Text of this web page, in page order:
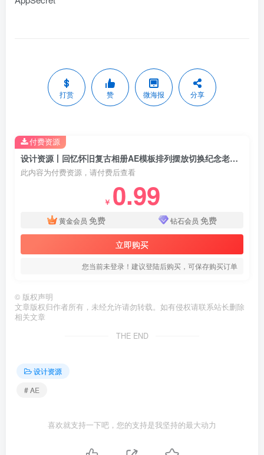
打赏 赞 微海报 分享
设计资源丨回忆怀旧复古相册AE模板排列摆放切换纪念老照片幻灯片头视频素材48套
此内容为付费资源，请付费后查看
￥ 0.99
黄金会员 免费 钻石会员 免费
立即购买
您当前未登录！建议登陆后购买，可保存购买订单
付费资源
© 版权声明
文章版权归作者所有，未经允许请勿转载。如有侵权请联系站长删除
相关文章
THE END
设计资源
# AE
喜欢就支持一下吧，您的支持是我坚持的最大动力